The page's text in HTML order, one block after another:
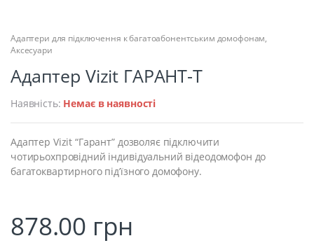
Адаптери для підключення к багатоабонентським домофонам,
Аксесуари
Адаптер Vizit ГАРАНТ-Т
Наявність: Немає в наявності
Адаптер Vizit “Гарант” дозволяє підключити
чотирьохпровідний індивідуальний відеодомофон до
багатоквартирного під’їзного домофону.
878.00 грн